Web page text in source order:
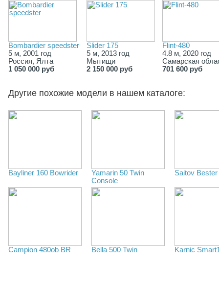
Bombardier speedster
5 м, 2001 год
Россия, Ялта
1 050 000 руб
Slider 175
5 м, 2013 год
Мытищи
2 150 000 руб
Flint-480
4.8 м, 2020 год
Самарская
701 600 руб
Другие похожие модели в нашем каталоге:
Bayliner 160 Bowrider
Yamarin 50 Twin
Console
Saitov Bester
Campion 480ob BR Bella 500 Twin Karnic